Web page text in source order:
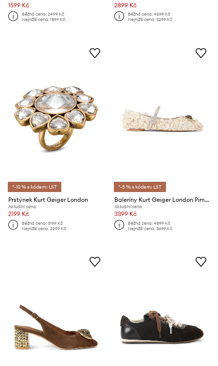
1599 Kč
Běžná cena:2499 Kč
Nejnižší cena:1899 Kč
2899 Kč
Běžná cena:4699 Kč
Nejnižší cena:3299 Kč
*-10 % s kódem: LST
Prstýnek Kurt Geiger London
Aktuální cena:
2199 Kč
Běžná cena:3199 Kč
Nejnižší cena:2299 Kč
*-5 % s kódem: LST
Baleríny Kurt Geiger London Pimlico Ballerina
Aktuální cena:
3399 Kč
Běžná cena:4899 Kč
Nejnižší cena:3699 Kč